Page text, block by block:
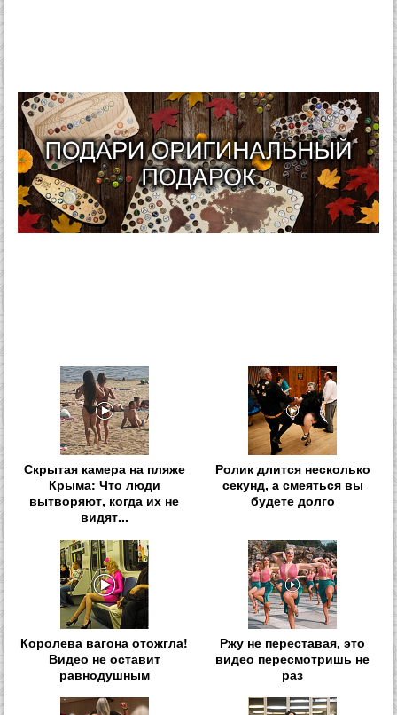
Скрытая камера на пляже
Крыма: Что люди
вытворяют, когда их не
видят...
Ролик длится несколько
секунд, а смеяться вы
будете долго
Королева вагона отожгла!
Видео не оставит
равнодушным
Ржу не переставая, это
видео пересмотришь не
раз